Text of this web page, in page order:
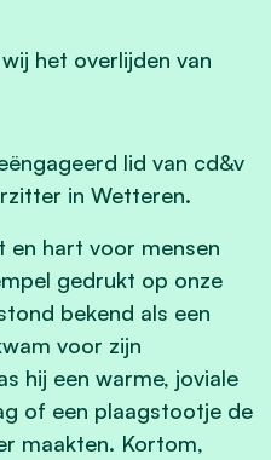
het overlijden van
lid van cd&v
in Wetteren.
en hart voor mensen
gedrukt op onze
bekend als een
voor zijn
hij een warme, joviale
of een plaagstootje de
maakten. Kortom,